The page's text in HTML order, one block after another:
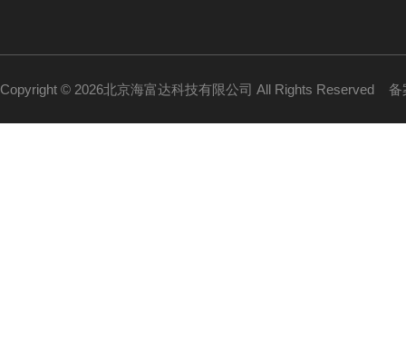
Copyright © 2026北京海富达科技有限公司 All Rights Reserved 备